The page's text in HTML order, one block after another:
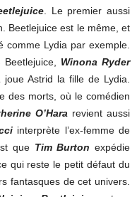
. Le premier aussi
Beetlejuice est le même, et
comme Lydia par exemple.
Winona Ryder
joue Astrid la fille de Lydia.
des morts, où le comédien
O’Hara revient aussi
interprète l’ex-femme de
que Tim Burton expédie
qui reste le petit défaut du
fantasques de cet univers.